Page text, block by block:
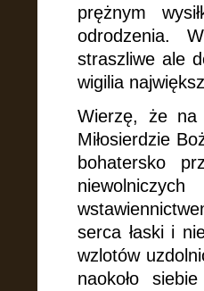
prężnym
odrodzenia.
straszliwe ale
wigilia
Wierzę, że na
Miłosierdzie
bohatersko
serca łaski i
wzlotów
naokoło